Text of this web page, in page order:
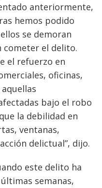
anteriormente,
hemos podido
se demoran
cometer el delito.
el refuerzo en
oficinas,
bajo el robo
la debilidad en
ventanas,
delictual”, dijo.
este delito ha
semanas,